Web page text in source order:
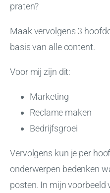
praten?
Maak vervolgens 3
basis van alle content.
Voor mij zijn dit:
Marketing
Reclame maken
Bedrijfsgroei
Vervolgens kun je per
onderwerpen bedenken
posten. In mijn voorbeeld